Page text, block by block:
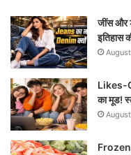
जींस और
इतिहास
Likes-
का मूड!
Frozen